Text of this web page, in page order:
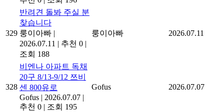
329
반려견 돌봐 주실 분
찾습니다
룽이아빠 |
2026.07.11 | 추천 0 |
조회 188
룽이아빠 2026.07.11
328
비엔나 아파트 독채
20구 8/13-9/12 쯔비
센 800유로
Gofus | 2026.07.07 |
추천 0 | 조회 195
Gofus 2026.07.07